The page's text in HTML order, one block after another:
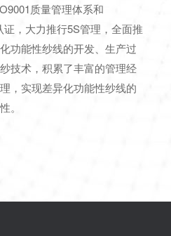
质量管理体系和
，大力推行5S管理，全面推
功能性纱线的开发、生产过
技术，积累了丰富的管理经
，实现差异化功能性纱线的
。